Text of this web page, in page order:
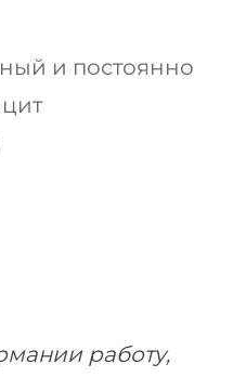
и постоянно
работу,